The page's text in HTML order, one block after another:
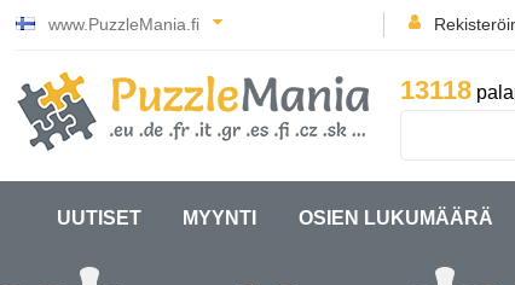
www.PuzzleMania.fi
13118
UUTISET MYYNTI OSIEN LUKUMÄÄRÄ